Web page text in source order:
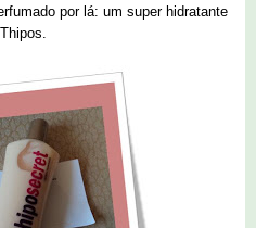
por lá: um super hidratante